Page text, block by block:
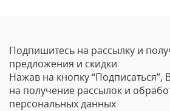
Ваше Имя
Email
Подпишитесь на рассылку и
предложения и скидки
Нажав на кнопку “Подписаться”,
на получение рассылок и
персональных данных